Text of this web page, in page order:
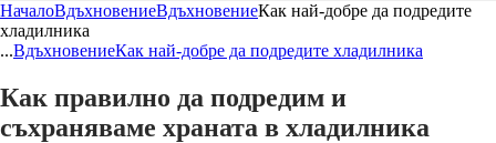
НачалоВдъхновениеВдъхновениеКак най-добре да подредите
хладилника
...ВдъхновениеКак най-добре да подредите хладилника
Как правилно да подредим и
съхраняваме храната в хладилника